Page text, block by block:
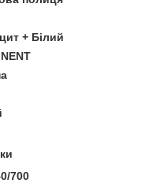
+ Білий
700